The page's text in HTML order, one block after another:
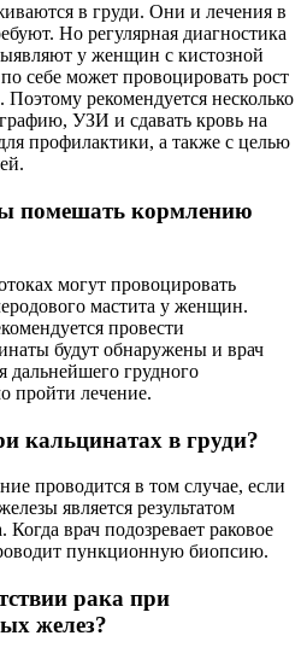
в груди. Они и лечения в
Но регулярная диагностика
у женщин с кистозной
себе может провоцировать рост
Поэтому рекомендуется несколько
УЗИ и сдавать кровь на
профилактики, а также с целью
помешать кормлению
могут провоцировать
мастита у женщин.
провести
будут обнаружены и врач
дальнейшего грудного
пройти лечение.
кальцинатах в груди?
проводится в том случае, если
является результатом
Когда врач подозревает раковое
пункционную биопсию.
рака при
желез?